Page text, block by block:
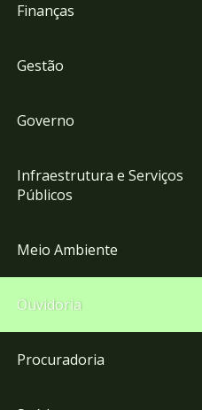
Finanças
Gestão
Governo
Infraestrutura e Serviços
Públicos
Meio Ambiente
Ouvidoria
Procuradoria